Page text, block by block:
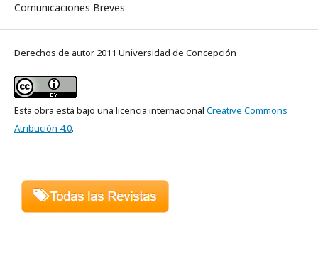
Comunicaciones Breves
Derechos de autor 2011 Universidad de Concepción
Esta obra está bajo una licencia internacional Creative Commons
Atribución 4.0.